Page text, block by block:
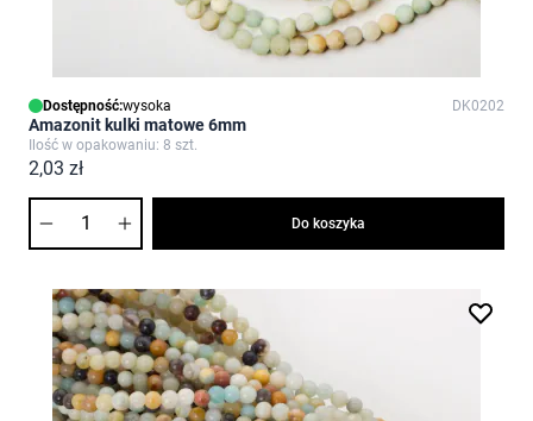
Dostępność:wysoka DK0202
Amazonit kulki matowe 6mm
Ilość w opakowaniu: 8 szt.
2,03 zł
Do koszyka